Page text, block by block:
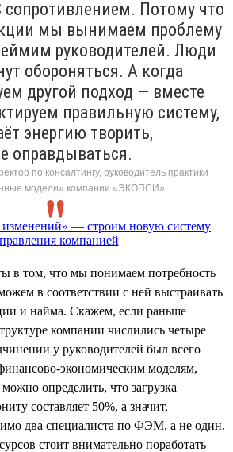
сопротивлением. Потому что
мы вынимаем проблему
руководителей. Люди
обороняться. А когда
другой подход — вместе
правильную систему,
энергию творить,
оправдываться.
по консалтингу, руководитель практики
модели» компании «ЭКОПСИ»
в том, что мы понимаем потребность
в соответствии с ней выстраивать
и найма. Скажем, если раньше
компании числились четыре
у руководителей был всего
экономическим моделям,
определить, что загрузка
составляет 50%, а значит,
два специалиста по ФЭМ, а не один.
стоит внимательно поработать